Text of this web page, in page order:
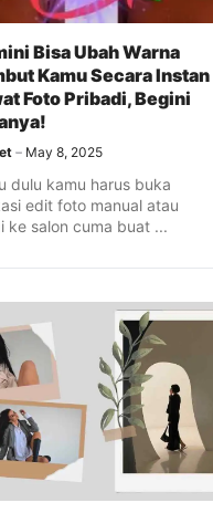
Bisa Ubah Warna
Kamu Secara Instan
Foto Pribadi, Begini
May 8, 2025
dulu kamu harus buka
edit foto manual atau
ke salon cuma buat ...